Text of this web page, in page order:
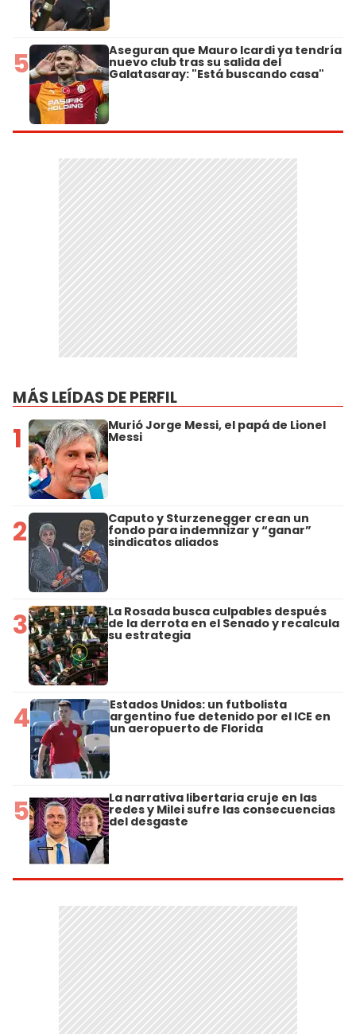
5 Aseguran que Mauro Icardi ya tendría
nuevo club tras su salida del
Galatasaray: "Está buscando casa"
MÁS LEÍDAS DE PERFIL
1 Murió Jorge Messi, el papá de Lionel
Messi
2 Caputo y Sturzenegger crean un
fondo para indemnizar y “ganar”
sindicatos aliados
3 La Rosada busca culpables después
de la derrota en el Senado y recalcula
su estrategia
4 Estados Unidos: un futbolista
argentino fue detenido por el ICE en
un aeropuerto de Florida
5 La narrativa libertaria cruje en las
redes y Milei sufre las consecuencias
del desgaste